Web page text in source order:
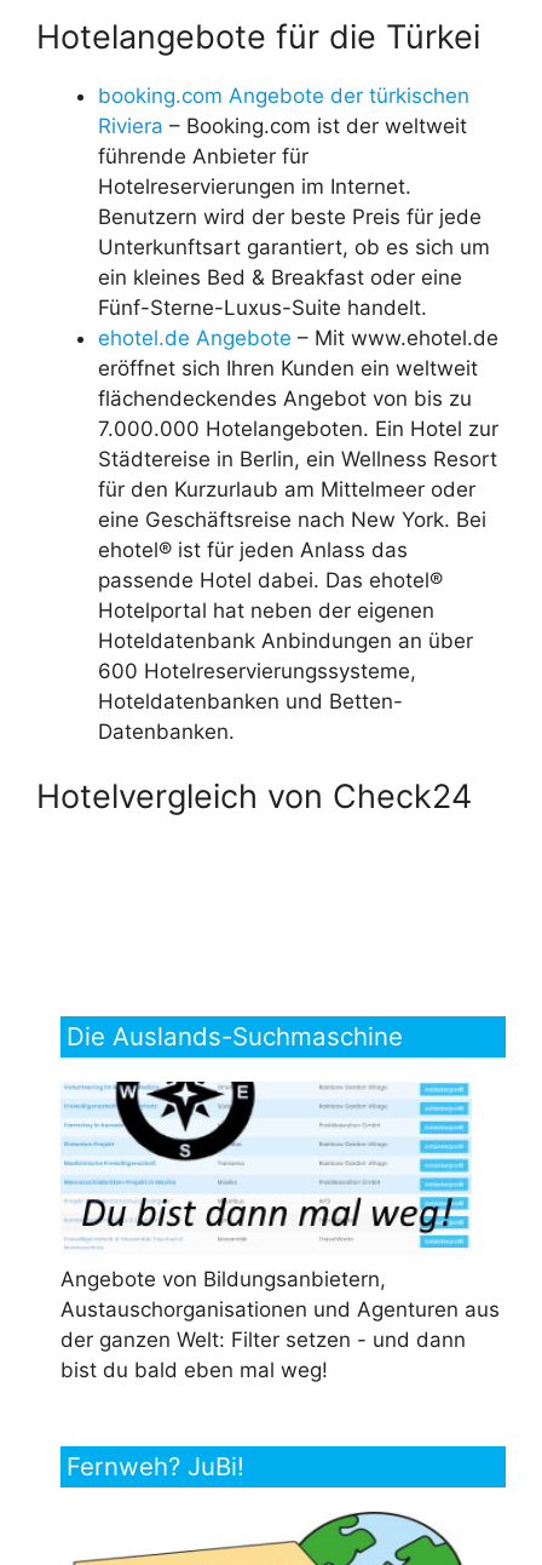
Hotelangebote für die Türkei
booking.com Angebote der türkischen
Riviera – Booking.com ist der weltweit
führende Anbieter für
Hotelreservierungen im Internet.
Benutzern wird der beste Preis für jede
Unterkunftsart garantiert, ob es sich um
ein kleines Bed & Breakfast oder eine
Fünf-Sterne-Luxus-Suite handelt.
ehotel.de Angebote – Mit www.ehotel.de
eröffnet sich Ihren Kunden ein weltweit
flächendeckendes Angebot von bis zu
7.000.000 Hotelangeboten. Ein Hotel zur
Städtereise in Berlin, ein Wellness Resort
für den Kurzurlaub am Mittelmeer oder
eine Geschäftsreise nach New York. Bei
ehotel® ist für jeden Anlass das
passende Hotel dabei. Das ehotel®
Hotelportal hat neben der eigenen
Hoteldatenbank Anbindungen an über
600 Hotelreservierungssysteme,
Hoteldatenbanken und Betten-
Datenbanken.
Hotelvergleich von Check24
Die Auslands-Suchmaschine
Angebote von Bildungsanbietern,
Austauschorganisationen und Agenturen aus
der ganzen Welt: Filter setzen - und dann
bist du bald eben mal weg!
Fernweh? JuBi!